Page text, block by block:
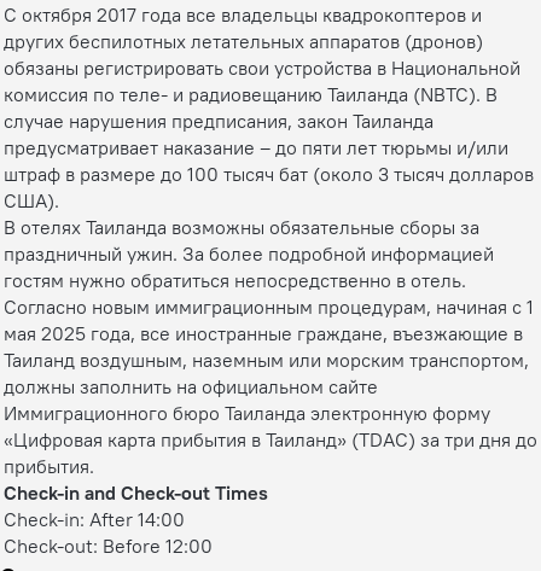
С октября 2017 года все владельцы квадрокоптеров и
других беспилотных летательных аппаратов (дронов)
обязаны регистрировать свои устройства в Национальной
комиссия по теле- и радиовещанию Таиланда (NBTC). В
случае нарушения предписания, закон Таиланда
предусматривает наказание – до пяти лет тюрьмы и/или
штраф в размере до 100 тысяч бат (около 3 тысяч долларов
США).
В отелях Таиланда возможны обязательные сборы за
праздничный ужин. За более подробной информацией
гостям нужно обратиться непосредственно в отель.
Согласно новым иммиграционным процедурам, начиная с 1
мая 2025 года, все иностранные граждане, въезжающие в
Таиланд воздушным, наземным или морским транспортом,
должны заполнить на официальном сайте
Иммиграционного бюро Таиланда электронную форму
«Цифровая карта прибытия в Таиланд» (TDAC) за три дня до
прибытия.
Check-in and Check-out Times
Check-in: After 14:00
Check-out: Before 12:00